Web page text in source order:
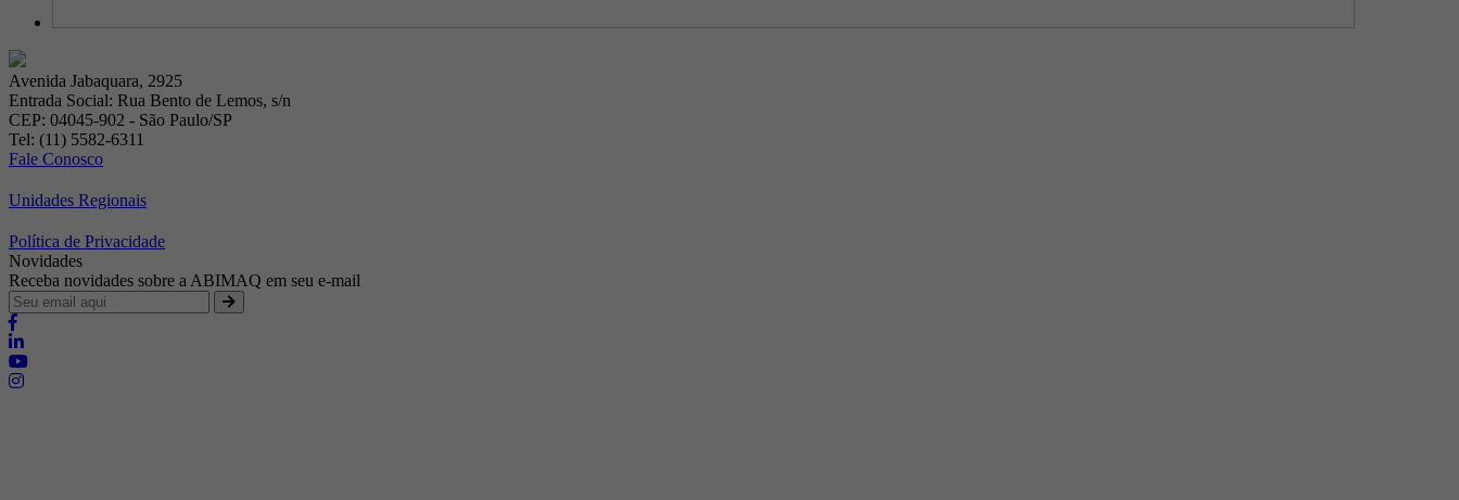
Avenida Jabaquara, 2925
Entrada Social: Rua Bento de Lemos, s/n
CEP: 04045-902 - São Paulo/SP
Tel: (11) 5582-6311
Fale Conosco
Unidades Regionais
Política de Privacidade
Novidades
Receba novidades sobre a ABIMAQ em seu e-mail